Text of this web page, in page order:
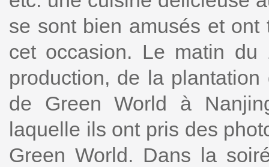
se sont bien amusés et
cet occasion. Le matin
production, de la
de Green World à
laquelle ils ont pris des
Green World. Dans la